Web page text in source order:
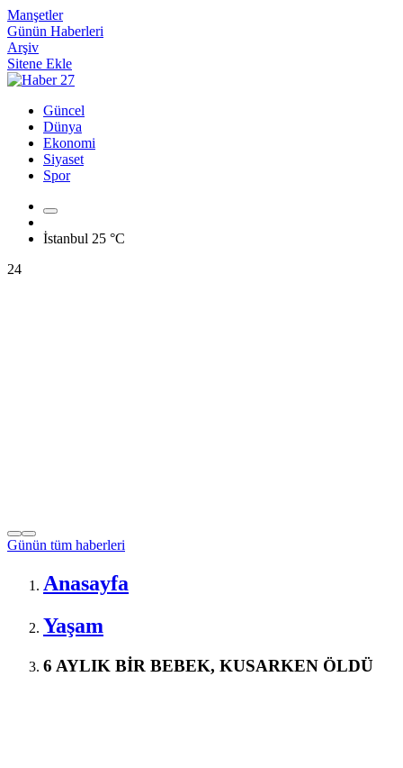
Manşetler
Günün Haberleri
Arşiv
Sitene Ekle
Güncel
Dünya
Ekonomi
Siyaset
Spor
İstanbul 25 °C
24
Günün tüm haberleri
Anasayfa
Yaşam
6 AYLIK BİR BEBEK, KUSARKEN ÖLDÜ